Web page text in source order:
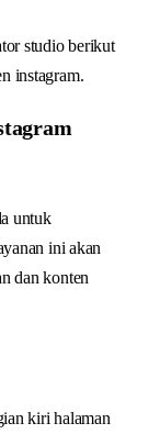
studio berikut
instagram.
untuk
ini akan
dan konten
kiri halaman